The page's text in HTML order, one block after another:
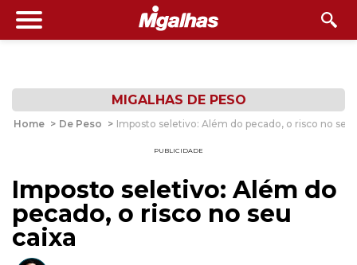
MIGALHAS DE PESO
Home > De Peso > Imposto seletivo: Além do pecado, o risco no seu
PUBLICIDADE
Imposto seletivo: Além do
pecado, o risco no seu
caixa